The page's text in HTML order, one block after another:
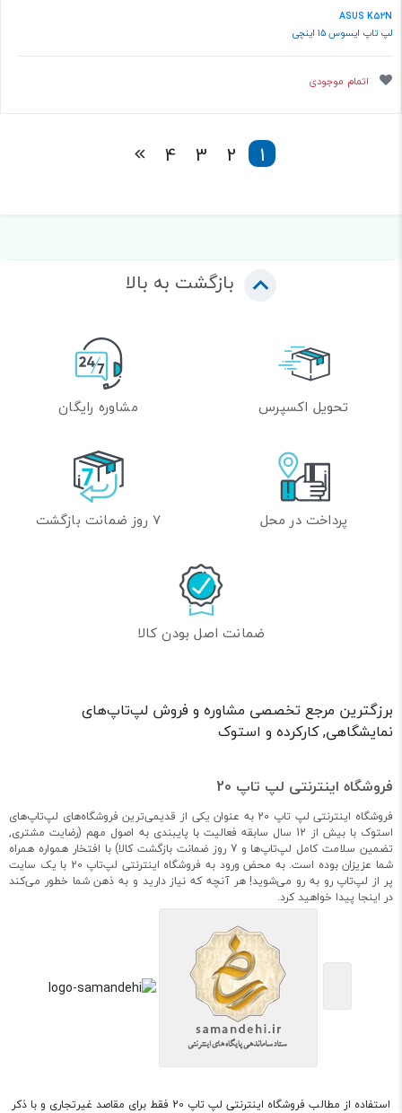
ASUS K52N
لپ تاپ ایسوس 15 اینچی
اتمام موجودی
1
2
3
4
بازگشت به بالا
تحویل اکسپرس مشاوره رایگان
پرداخت در محل 7 روز ضمانت بازگشت
ضمانت اصل بودن کالا
برزگترین مرجع تخصصی مشاوره و فروش لپ‌تاپ‌های
نمایشگاهی, کارکرده و استوک
فروشگاه اینترنتی لپ تاپ 20
فروشگاه اینترنتی لپ تاپ 20 به عنوان یکی از قدیمی‌ترین فروشگاه‌های لپ‌تاپ‌های
استوک با بیش از 12 سال سابقه فعالیت با پایبندی به اصول مهم (رضایت مشتری,
تضمین سلامت کامل لپ‌تاپ‌ها و 7 روز ضمانت بازگشت کالا) با افتخار همواره همراه
شما عزیزان بوده است. به محض ورود به فروشگاه اینترنتی لپ‌تاپ 20 با یک سایت
پر از لپ‌تاپ رو به رو می‌شوید! هر آنچه که نیاز دارید و به ذهن شما خطور می‌کند
در اینجا پیدا خواهید کرد.
استفاده از مطالب فروشگاه اینترنتی لپ تاپ 20 فقط برای مقاصد غیرتجاری و با ذکر